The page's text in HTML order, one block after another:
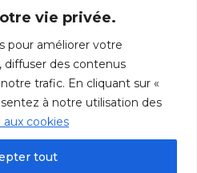
vie privée.
pour améliorer votre
diffuser des contenus
trafic. En cliquant sur «
à notre utilisation des
cookies
tout
Maria sur :